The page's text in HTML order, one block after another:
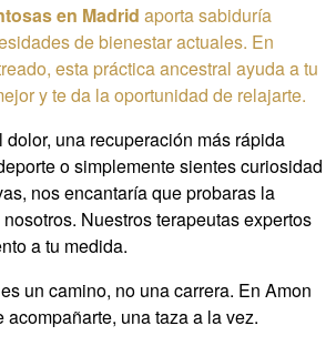
en Madrid aporta sabiduría
de bienestar actuales. En
esta práctica ancestral ayuda a tu
y te da la oportunidad de relajarte.
una recuperación más rápida
o simplemente sientes curiosidad
nos encantaría que probaras la
Nuestros terapeutas expertos
a tu medida.
un camino, no una carrera. En Amon
una taza a la vez.